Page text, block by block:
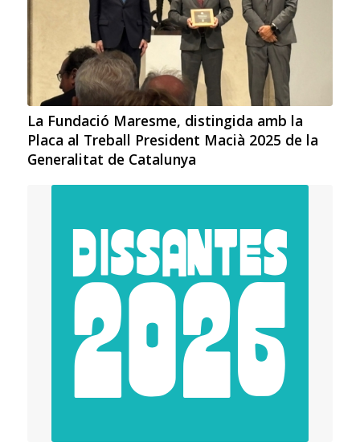
La Fundació Maresme, distingida amb la
Placa al Treball President Macià 2025 de la
Generalitat de Catalunya